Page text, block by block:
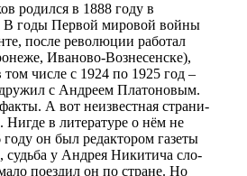
родился в 1888 году в
В годы Первой мировой войны
после революции работал
Иваново-Вознесенске),
том числе с 1924 по 1925 год –
дружил с Андреем Платоновым.
А вот неизвестная страни-
в литературе о нём не
он был редактором газеты
судьба у Андрея Никитича сло-
поездил он по стране. Но